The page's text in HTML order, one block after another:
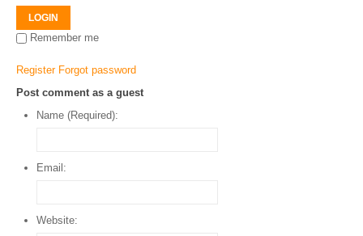
LOGIN
Remember me
Register Forgot password
Post comment as a guest
Name (Required):
Email:
Website: